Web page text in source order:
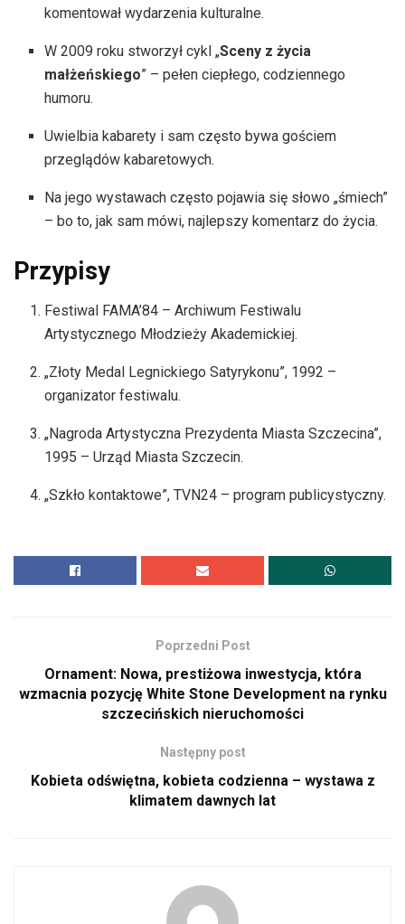
komentował wydarzenia kulturalne.
W 2009 roku stworzył cykl „Sceny z życia
małżeńskiego” – pełen ciepłego, codziennego
humoru.
Uwielbia kabarety i sam często bywa gościem
przeglądów kabaretowych.
Na jego wystawach często pojawia się słowo „śmiech”
– bo to, jak sam mówi, najlepszy komentarz do życia.
Przypisy
Festiwal FAMA’84 – Archiwum Festiwalu
Artystycznego Młodzieży Akademickiej.
„Złoty Medal Legnickiego Satyrykonu”, 1992 –
organizator festiwalu.
„Nagroda Artystyczna Prezydenta Miasta Szczecina”,
1995 – Urząd Miasta Szczecin.
„Szkło kontaktowe”, TVN24 – program publicystyczny.
Poprzedni Post
Ornament: Nowa, prestiżowa inwestycja, która
wzmacnia pozycję White Stone Development na rynku
szczecińskich nieruchomości
Następny post
Kobieta odświętna, kobieta codzienna – wystawa z
klimatem dawnych lat